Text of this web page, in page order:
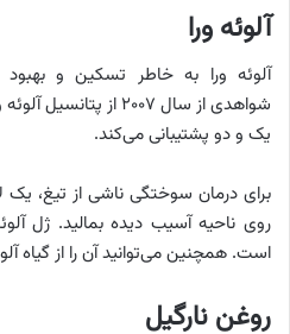
آلوئه ورا
آلوئه ورا به خاطر تسکین و
شواهدی از سال ۲۰۰۷ از
یک و دو پشتیبانی می‌کند.
برای درمان سوختگی ناشی از تیغ، یک
روی ناحیه آسیب دیده بمالید. ژل
است. همچنین می‌توانید آن را از گیاه
روغن نارگیل